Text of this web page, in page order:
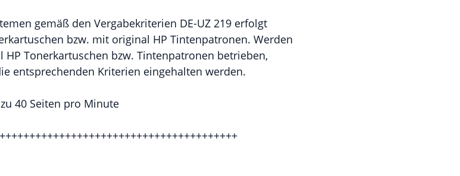
gemäß den Vergabekriterien DE-UZ 219 erfolgt
bzw. mit original HP Tintenpatronen. Werden
Tonerkartuschen bzw. Tintenpatronen betrieben,
entsprechenden Kriterien eingehalten werden.
40 Seiten pro Minute